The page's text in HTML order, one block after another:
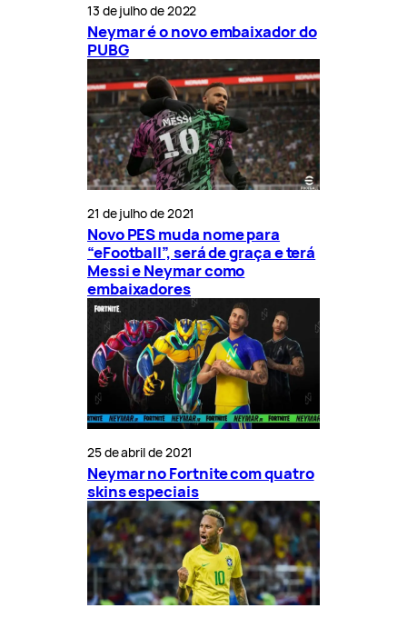
13 de julho de 2022
Neymar é o novo embaixador do
PUBG
21 de julho de 2021
Novo PES muda nome para
“eFootball”, será de graça e terá
Messi e Neymar como
embaixadores
25 de abril de 2021
Neymar no Fortnite com quatro
skins especiais